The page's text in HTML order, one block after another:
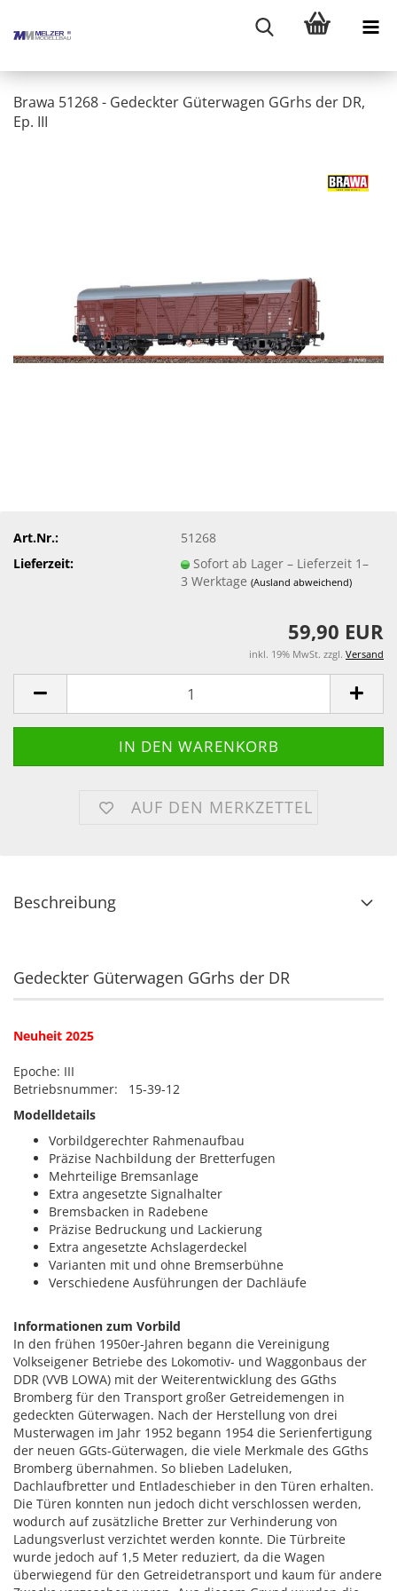
Brawa 51268 - Gedeckter Güterwagen GGrhs der DR,
Ep. III
Art.Nr.:
51268
Lieferzeit:
Sofort ab Lager – Lieferzeit 1–
3 Werktage(Ausland abweichend)
59,90 EUR
inkl. 19% MwSt. zzgl. Versand
AUF DEN MERKZETTEL
Beschreibung
Gedeckter Güterwagen GGrhs der DR
Neuheit 2025
Epoche: III
Betriebsnummer: 15-39-12
Modelldetails
Vorbildgerechter Rahmenaufbau
Präzise Nachbildung der Bretterfugen
Mehrteilige Bremsanlage
Extra angesetzte Signalhalter
Bremsbacken in Radebene
Präzise Bedruckung und Lackierung
Extra angesetzte Achslagerdeckel
Varianten mit und ohne Bremserbühne
Verschiedene Ausführungen der Dachläufe
Informationen zum Vorbild
In den frühen 1950er-Jahren begann die Vereinigung
Volkseigener Betriebe des Lokomotiv- und Waggonbaus der
DDR (VVB LOWA) mit der Weiterentwicklung des GGths
Bromberg für den Transport großer Getreidemengen in
gedeckten Güterwagen. Nach der Herstellung von drei
Musterwagen im Jahr 1952 begann 1954 die Serienfertigung
der neuen GGts-Güterwagen, die viele Merkmale des GGths
Bromberg übernahmen. So blieben Ladeluken,
Dachlaufbretter und Entladeschieber in den Türen erhalten.
Die Türen konnten nun jedoch dicht verschlossen werden,
wodurch auf zusätzliche Bretter zur Verhinderung von
Ladungsverlust verzichtet werden konnte. Die Türbreite
wurde jedoch auf 1,5 Meter reduziert, da die Wagen
überwiegend für den Getreidetransport und kaum für andere